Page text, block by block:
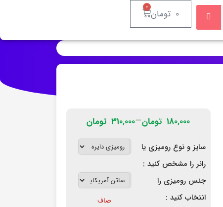
۰ تومان ۰
۱۸۰,۰۰۰ تومان–۳۱۰,۰۰۰ تومان
سایز و نوع رومیزی یا
رانر را مشخص کنید :
جنس رومیزی را
انتخاب کنید :
صاف